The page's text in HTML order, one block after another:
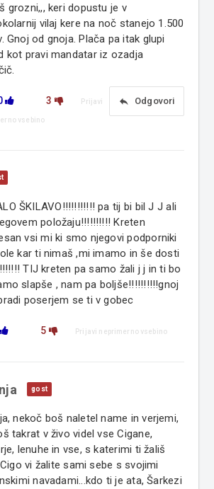
grozni,,, keri dopustu je v
vilaj kere na noč stanejo 1.500
Gnoj od gnoja. Plača pa itak glupi
kot pravi mandatar iz ozadja
3 reply Odgovori
Prijavi
vsebino
ŠKILAVO!!!!!!!!!!! pa tij bi bil J J ali
položaju!!!!!!!!!! Kreten
vsi mi ki smo njegovi podporniki
kar ti nimaš ,mi imamo in še dosti
TIJ kreten pa samo žali j j in ti bo
slapše , nam pa boljše!!!!!!!!!!gnoj
poserjem se ti v gobec
5 Prijavi neprimerno vsebino
gost
nekoč boš naletel name in verjemi,
takrat v živo videl vse Cigane,
lenuhe in vse, s katerimi ti žališ
vi žalite sami sebe s svojimi
navadami...kdo ti je ata, Šarkezi